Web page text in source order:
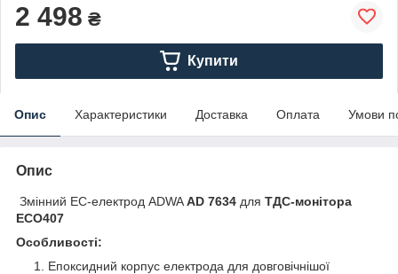
2 498 ₴
Купити
Опис Характеристики Доставка Оплата Умови
Опис
Змінний EС-електрод ADWAAD 7634 для ТДС-монітора
ECO407
Особливості:
Епоксидний корпус електрода для довговічнішої